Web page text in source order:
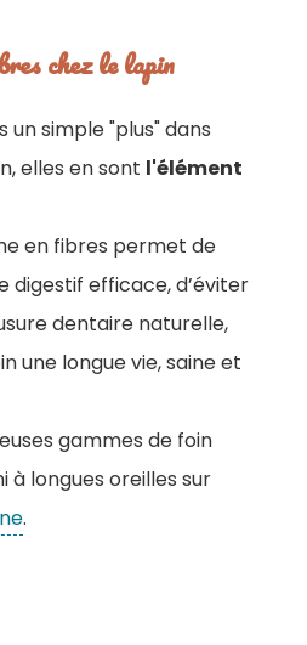
chez le lapin
un simple "plus" dans
elles en sont l'élément
en fibres permet de
digestif efficace, d’éviter
dentaire naturelle,
une longue vie, saine et
gammes de foin
à longues oreilles sur
.